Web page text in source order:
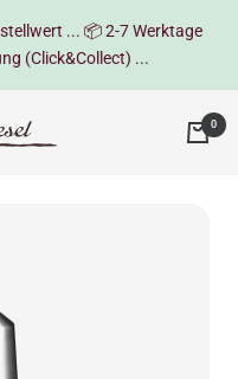
... 📦 2-7 Werktage
(Click&Collect) ...
0